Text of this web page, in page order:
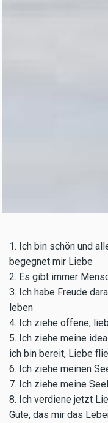
1. Ich bin schön und
begegnet mir Liebe
2. Es gibt immer
3. Ich habe Freude
leben
4. Ich ziehe offene,
5. Ich ziehe meine
ich bin bereit, Liebe
6. Ich ziehe meinen
7. Ich ziehe meine
8. Ich verdiene jetzt
Gute, das mir das